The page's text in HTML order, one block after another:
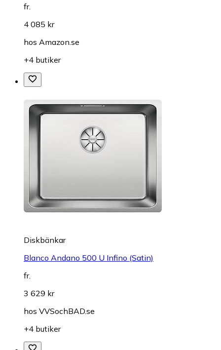
fr.
4 085 kr
hos Amazon.se
+4 butiker
Diskbänkar
Blanco Andano 500 U Infino (Satin)
fr.
3 629 kr
hos VVSochBAD.se
+4 butiker